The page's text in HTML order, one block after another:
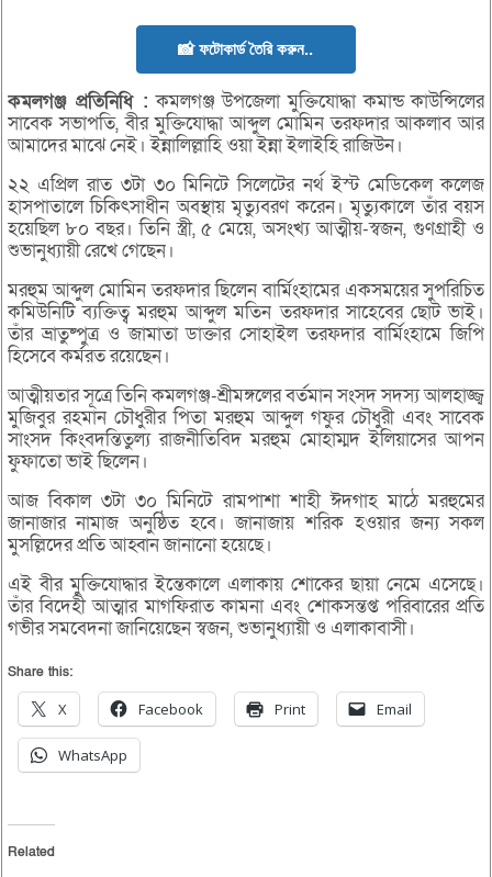
📸 ফটোকার্ড তৈরি করুন..
কমলগঞ্জপ্রতিনিধি : কমলগঞ্জ উপজেলা মুক্তিযোদ্ধা কমান্ড কাউন্সিলের
সাবেক সভাপতি, বীর মুক্তিযোদ্ধা আব্দুল মোমিন তরফদার আকলাব আর
আমাদের মাঝে নেই। ইন্নালিল্লাহি ওয়া ইন্না ইলাইহি রাজিউন।
২২ এপ্রিল রাত ৩টা ৩০ মিনিটে সিলেটের নর্থ ইস্ট মেডিকেল কলেজ
হাসপাতালে চিকিৎসাধীন অবস্থায় মৃত্যুবরণ করেন। মৃত্যুকালে তাঁর বয়স
হয়েছিল ৮০ বছর। তিনি স্ত্রী, ৫ মেয়ে, অসংখ্য আত্মীয়-স্বজন, গুণগ্রাহী ও
শুভানুধ্যায়ী রেখে গেছেন।
মরহুম আব্দুল মোমিন তরফদার ছিলেন বার্মিংহামের একসময়ের সুপরিচিত
কমিউনিটি ব্যক্তিত্ব মরহুম আব্দুল মতিন তরফদার সাহেবের ছোট ভাই।
তাঁর ভ্রাতুষ্পুত্র ও জামাতা ডাক্তার সোহাইল তরফদার বার্মিংহামে জিপি
হিসেবে কর্মরত রয়েছেন।
আত্মীয়তার সূত্রে তিনি কমলগঞ্জ-শ্রীমঙ্গলের বর্তমান সংসদ সদস্য আলহাজ্জ্ব
মুজিবুর রহমান চৌধুরীর পিতা মরহুম আব্দুল গফুর চৌধুরী এবং সাবেক
সাংসদ কিংবদন্তিতুল্য রাজনীতিবিদ মরহুম মোহাম্মদ ইলিয়াসের আপন
ফুফাতো ভাই ছিলেন।
আজ বিকাল ৩টা ৩০ মিনিটে রামপাশা শাহী ঈদগাহ মাঠে মরহুমের
জানাজার নামাজ অনুষ্ঠিত হবে। জানাজায় শরিক হওয়ার জন্য সকল
মুসল্লিদের প্রতি আহ্বান জানানো হয়েছে।
এই বীর মুক্তিযোদ্ধার ইন্তেকালে এলাকায় শোকের ছায়া নেমে এসেছে।
তাঁর বিদেহী আত্মার মাগফিরাত কামনা এবং শোকসন্তপ্ত পরিবারের প্রতি
গভীর সমবেদনা জানিয়েছেন স্বজন, শুভানুধ্যায়ী ও এলাকাবাসী।
Share this:
X Facebook Print Email
WhatsApp
Related